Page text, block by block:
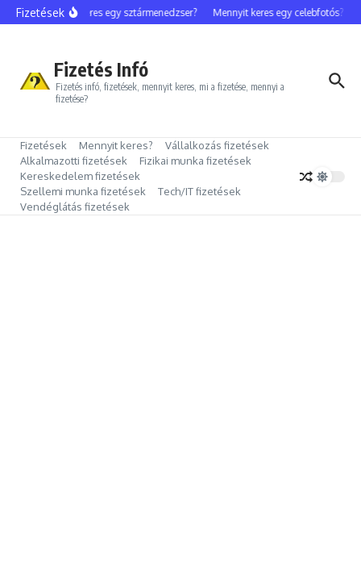
Ugrás a tartalomhoz
Fizetések
Mennyit keres egy sztármenedzser? Mennyit keres egy celebfotós?
Fizetés Infó
Fizetés infó, fizetések, mennyit keres, mi a fizetése, mennyi a
fizetése?
Fizetések Mennyit keres?
Vállalkozás fizetések
Alkalmazotti fizetések
Fizikai munka fizetések
Kereskedelem fizetések
Szellemi munka fizetések
Tech/IT fizetések
Vendéglátás fizetések